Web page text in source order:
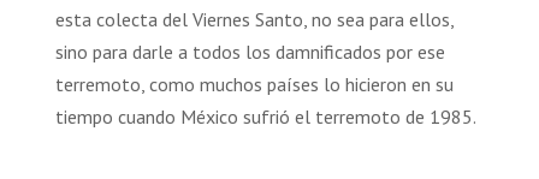
esta colecta del Viernes Santo, no sea para ellos,
sino para darle a todos los damnificados por ese
terremoto, como muchos países lo hicieron en su
tiempo cuando México sufrió el terremoto de 1985.